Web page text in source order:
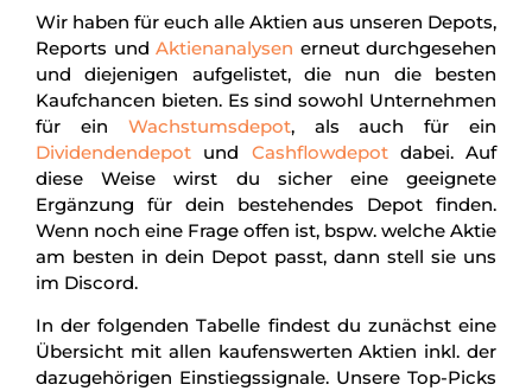
Wir haben für euch alle Aktien aus unseren Depots,
Reports und Aktienanalysen erneut durchgesehen
und diejenigen aufgelistet, die nun die besten
Kaufchancen bieten. Es sind sowohl Unternehmen
für ein Wachstumsdepot, als auch für ein
Dividendendepot und Cashflowdepotdabei. Auf
diese Weise wirst du sicher eine geeignete
Ergänzung für dein bestehendes Depot finden.
Wenn noch eine Frage offen ist, bspw. welche Aktie
am besten in dein Depot passt, dann stell sie uns
im Discord.
In der folgenden Tabelle findest du zunächst eine
Übersicht mit allen kaufenswerten Aktien inkl. der
dazugehörigen Einstiegssignale. Unsere Top-Picks